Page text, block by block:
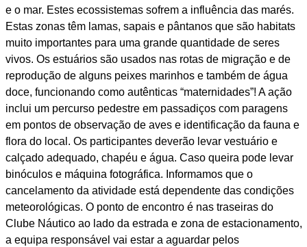
e o mar. Estes ecossistemas sofrem a influência das marés.
Estas zonas têm lamas, sapais e pântanos que são habitats
muito importantes para uma grande quantidade de seres
vivos. Os estuários são usados nas rotas de migração e de
reprodução de alguns peixes marinhos e também de água
doce, funcionando como autênticas “maternidades”! A ação
inclui um percurso pedestre em passadiços com paragens
em pontos de observação de aves e identificação da fauna e
flora do local. Os participantes deverão levar vestuário e
calçado adequado, chapéu e água. Caso queira pode levar
binóculos e máquina fotográfica. Informamos que o
cancelamento da atividade está dependente das condições
meteorológicas. O ponto de encontro é nas traseiras do
Clube Náutico ao lado da estrada e zona de estacionamento,
a equipa responsável vai estar a aguardar pelos